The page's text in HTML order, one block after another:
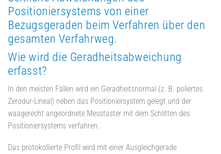
Positioniersystems von einer
Bezugsgeraden beim Verfahren über den
gesamten Verfahrweg.
Wie wird die Geradheitsabweichung
erfasst?
In den meisten Fällen wird ein Geradheitsnormal (z. B. poliertes
Zerodur-Lineal) neben das Positioniersystem gelegt und der
waagerecht angeordnete Messtaster mit dem Schlitten des
Positioniersystems verfahren.
Das protokollierte Profil wird mit einer Ausgleichgerade